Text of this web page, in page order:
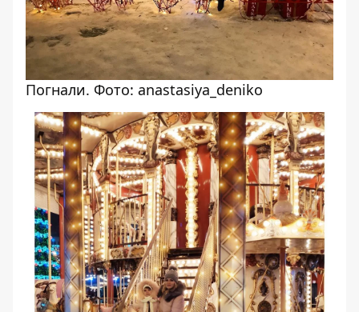
Погнали. Фото: anastasiya_deniko